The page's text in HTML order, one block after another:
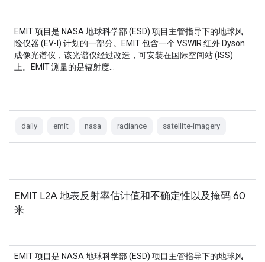
EMIT 项目是 NASA 地球科学部 (ESD) 项目主管指导下的地球风
险仪器 (EV-I) 计划的一部分。EMIT 包含一个 VSWIR 红外 Dyson
成像光谱仪，该光谱仪经过改造，可安装在国际空间站 (ISS)
上。EMIT 测量的是辐射度…
daily emit nasa radiance satellite-imagery
EMIT L2A 地表反射率估计值和不确定性以及掩码 60
米
EMIT 项目是 NASA 地球科学部 (ESD) 项目主管指导下的地球风